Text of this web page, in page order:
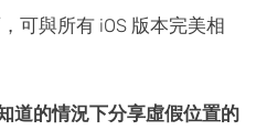
可與所有 iOS 版本完美相
道的情況下分享虛假位置的